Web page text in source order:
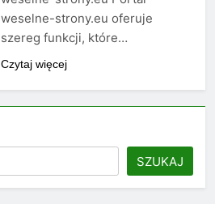
weselne-strony.eu oferuje
szereg funkcji, które…
Czytaj więcej
SZUKAJ